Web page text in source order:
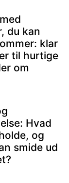
du kan
klar
til hurtige
om
Hvad
og
smide ud